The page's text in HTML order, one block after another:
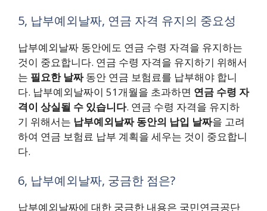
5, 납부예외날짜, 연금 자격 유지의 중요성
납부예외날짜 동안에도 연금 수령 자격을 유지하는
것이 중요합니다. 연금 수령 자격을 유지하기 위해서
는 필요한 날짜동안 연금 보험료를 납부해야 합니
다. 납부예외날짜이 51개월을 초과하면 연금 수령 자
격이 상실될 수 있습니다. 연금 수령 자격을 유지하
기 위해서는 납부예외날짜 동안의 납입 날짜을 고려
하여 연금 보험료 납부 계획을 세우는 것이 중요합니
다.
6, 납부예외날짜, 궁금한 점은?
납부예외날짜에 대한 궁금한 내용은 국민연금공단